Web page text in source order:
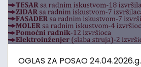
OGLAS ZA POSAO 24.04.2026.g.